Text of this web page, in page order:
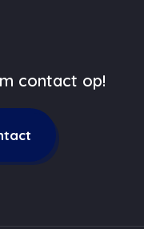
contact op!